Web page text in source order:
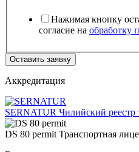
Нажимая кнопку
согласие на обработку
Оставить заявку
Аккредитация
SERNATUR Чилийский реестр
DS 80 permit Транспортная